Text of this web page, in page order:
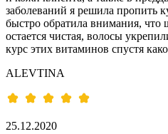
заболеваний я решила пропить
быстро обратила внимания, что
остается чистая, волосы
курс этих витаминов спустя
ALEVTINA
25.12.2020